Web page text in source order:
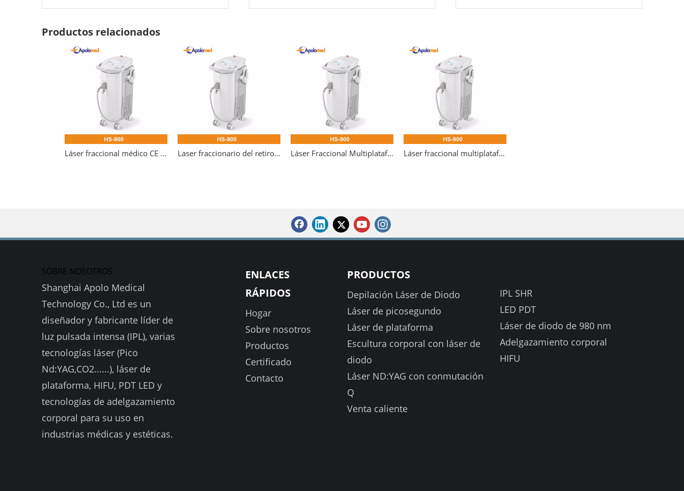
energía, óptica y cuidado de la pieza de mano
Productos relacionados
Láser fraccional médico CE profesional de pulso largo Laser fraccionario del retiro del pelo 1064Nm Láser Fraccional Multiplataforma Profesional Erbium Láser fraccional multiplataforma no ablativo de vidrio de erbio
SOBRE NOSOTROS
Shanghai Apolo Medical
Technology Co., Ltd es un
diseñador y fabricante líder de
luz pulsada intensa (IPL), varias
tecnologías láser (Pico
Nd:YAG,CO2......), láser de
plataforma, HIFU, PDT LED y
tecnologías de adelgazamiento
corporal para su uso en
industrias médicas y estéticas.
ENLACES
RÁPIDOS
Hogar
Sobre nosotros
Productos
Certificado
Contacto
PRODUCTOS
Depilación Láser de Diodo
Láser de picosegundo
Láser de plataforma
Escultura corporal con láser de
diodo
Láser ND:YAG con conmutación
Q
Venta caliente
IPL SHR
LED PDT
Láser de diodo de 980 nm
Adelgazamiento corporal
HIFU